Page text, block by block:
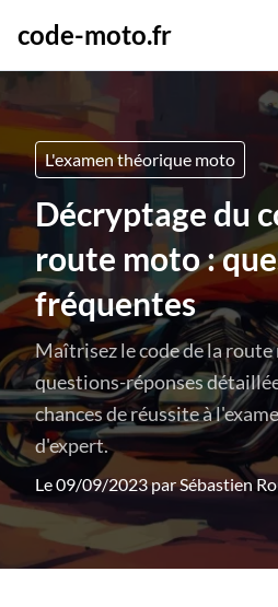
code-moto.fr
L'examen théorique moto
Décryptage du
route moto :
fréquentes
Maîtrisez le code de la route
questions-réponses
chances de réussite à
d'expert.
Le 09/09/2023 parSébastien